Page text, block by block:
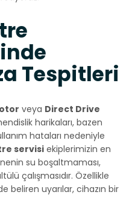
Tespitleri
veya Direct Drive
harikaları, bazen
hataları nedeniyle
servisi ekiplerimizin en
su boşaltmaması,
çalışmasıdır. Özellikle
beliren uyarılar, cihazın bir